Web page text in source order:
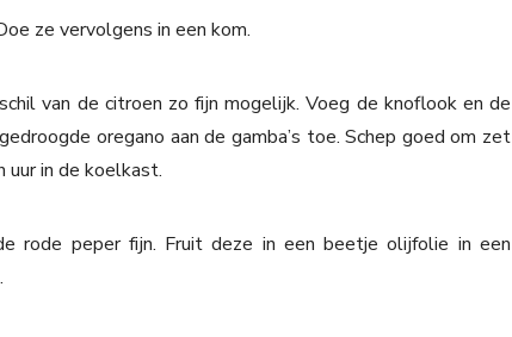
ze vervolgens in een kom.
van de citroen zo fijn mogelijk. Voeg de knoflook en de
oregano aan de gamba’s toe. Schep goed om zet
uur in de koelkast.
rode peper fijn. Fruit deze in een beetje olijfolie in een